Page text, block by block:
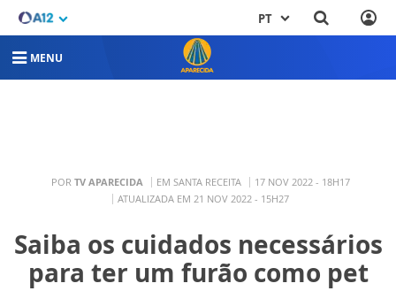
PT
MENU
POR TV APARECIDA EM SANTA RECEITA
17 NOV 2022 - 18H17
ATUALIZADA EM 21 NOV 2022 - 15H27
Saiba os cuidados necessários
para ter um furão como pet